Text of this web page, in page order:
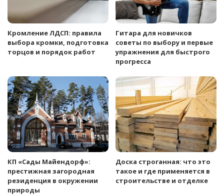
Кромление ЛДСП: правила
выбора кромки, подготовка
торцов и порядок работ
Гитара для новичков
советы по выбору и первые
упражнения для быстрого
прогресса
КП «Сады Майендорф»:
престижная загородная
резиденция в окружении
природы
Доска строганная: что это
такое и где применяется в
строительстве и отделке